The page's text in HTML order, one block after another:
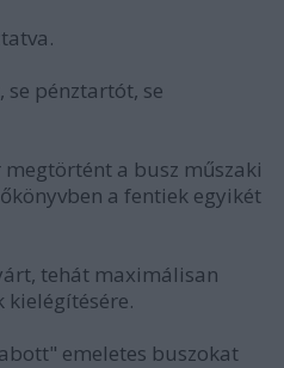
se pénztartót, se
a busz műszaki
a fentiek egyikét
tehát maximálisan
kielégítésére.
emeletes buszokat